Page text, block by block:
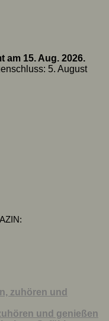
am 15. Aug. 2026.
5. August
zuhören und
und genießen